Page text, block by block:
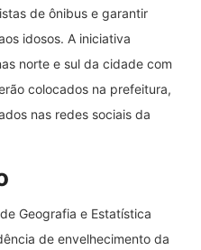
de ônibus e garantir
idosos. A iniciativa
norte e sul da cidade com
colocados na prefeitura,
nas redes sociais da
Geografia e Estatística
de envelhecimento da